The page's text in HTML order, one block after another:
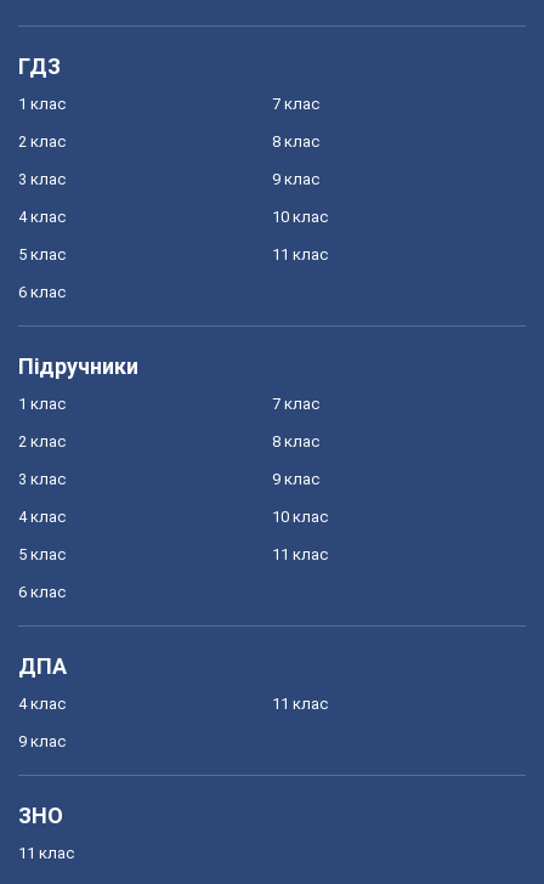
ГДЗ
1 клас
2 клас
3 клас
4 клас
5 клас
6 клас
7 клас
8 клас
9 клас
10 клас
11 клас
Підручники
1 клас
2 клас
3 клас
4 клас
5 клас
6 клас
7 клас
8 клас
9 клас
10 клас
11 клас
ДПА
4 клас
9 клас
11 клас
ЗНО
11 клас